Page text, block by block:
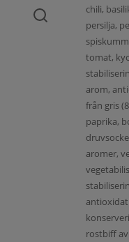
chili,
persilja,
tomat,
arom,
från gris
paprika,
aromer,
rostbiff